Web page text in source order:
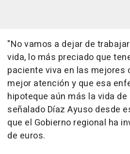
"No vamos a dejar de
vida, lo más preciado que
paciente viva en las mejores
mejor atención y que esa
hipoteque aún más la vida
señalado Díaz Ayuso desde
que el Gobierno regional ha
de euros.